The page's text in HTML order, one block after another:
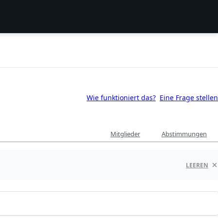
Wie funktioniert das? Eine Frage stellen
Mitglieder Abstimmungen
LEEREN